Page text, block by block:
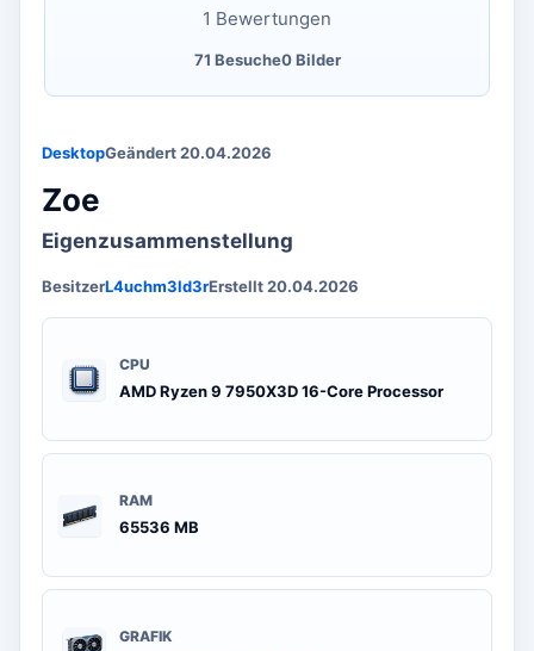
DesktopGeändert 20.04.2026
Zoe
Eigenzusammenstellung
BesitzerL4uchm3ld3rErstellt 20.04.2026
CPU
AMD Ryzen 9 7950X3D 16-Core Processor
RAM
65536 MB
GRAFIK
1 Bewertungen
71 Besuche0 Bilder